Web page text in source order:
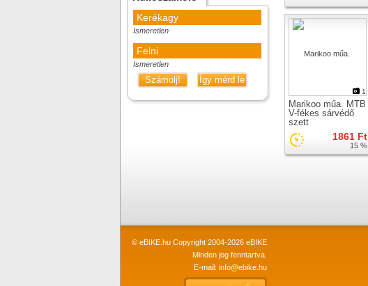
Kerékagy
Ismeretlen
Felni
Ismeretlen
Számolj! Így mérd le
1
Marikoo műa. MTB
V-fékes sárvédő
szett
1861 Ft
15 %
© eBIKE.hu Copyright 2004-2026 eBIKE
Minden jog fenntartva.
E-mail: info@ebike.hu